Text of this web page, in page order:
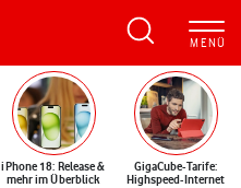
iPhone 18: Release &
mehr im Überblick
GigaCube-Tarife:
Highspeed-Internet